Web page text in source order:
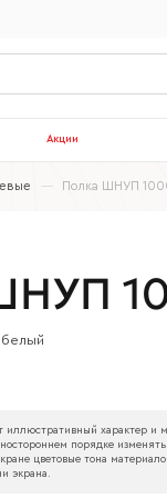
Акции
— Полка ШНУП
белый
иллюстративный характер и
порядке
цветовые тона
экрана.